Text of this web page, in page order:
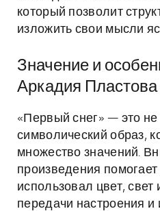
который позволит
изложить свои мысли
Значение и
Аркадия
«Первый снег» — это не
символический образ,
множество значений.
произведения
использовал цвет,
передачи настроения и